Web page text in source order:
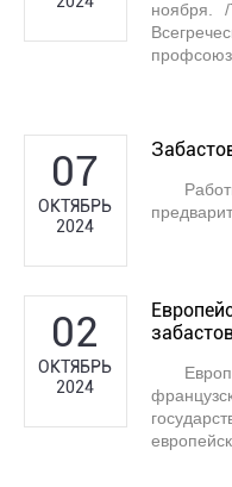
ноября.
07
ОКТЯБРЬ
2024
02
ОКТЯБРЬ
2024